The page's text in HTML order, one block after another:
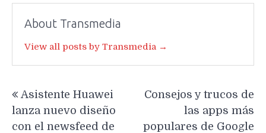
About Transmedia
View all posts by Transmedia →
de
entradas
Asistente Huawei
lanza nuevo diseño
con el newsfeed de
Consejos y trucos de
las apps más
populares de Google